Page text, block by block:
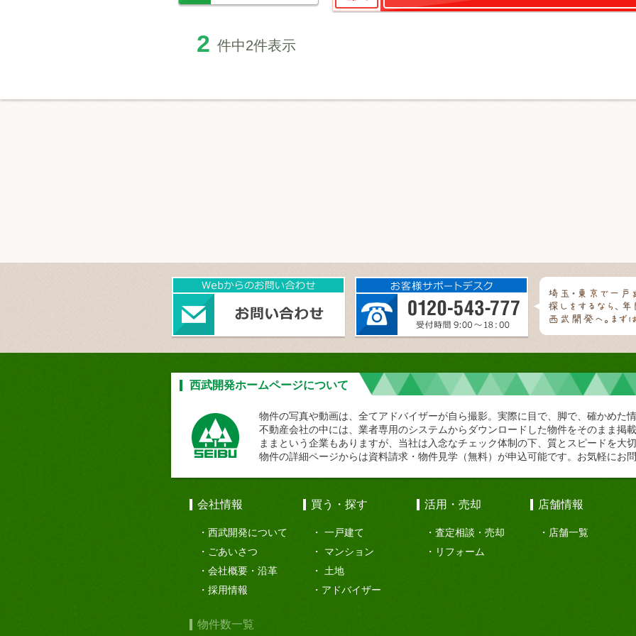
2 件中2件表示
西武開発ホームページについて
物件の写真や動画は、全てアドバイザーが自ら撮影。実際に目で、脚で、確かめた
不動産会社の中には、業者専用のシステムからダウンロードした物件をそのまま掲
ままという企業もありますが、当社は入念なチェック体制の下、質とスピードを大
物件の詳細ページからは資料請求・物件見学（無料）が申込可能です。お気軽にお
会社情報
西武開発について
ごあいさつ
会社概要・沿革
採用情報
買う・探す
一戸建て
マンション
土地
アドバイザー
活用・売却
査定相談・売却
リフォーム
店舗情報
店舗一覧
物件数一覧